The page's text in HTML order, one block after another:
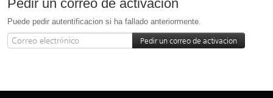
Pedir un correo de activacion
Puede pedir autentificacion si ha fallado anteriormente.